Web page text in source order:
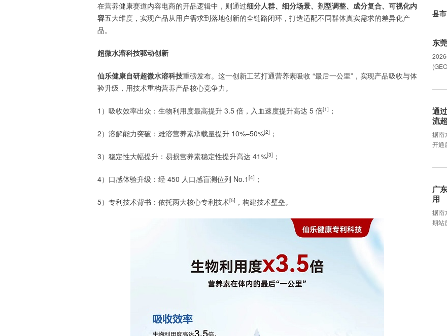
在营养健康赛道内容电商的开品逻辑中，则通过细分人群、细分场景、剂型调整、成分复合、可视化内
容五大维度，实现产品从用户需求到落地创新的全链路闭环，打造适配不同群体真实需求的差异化产
品。
超微水溶科技驱动创新
仙乐健康自研超微水溶科技重磅发布。这一创新工艺打通营养素吸收 “最后一公里”，实现产品吸收与体
验升级，用技术重构营养产品核心竞争力。
1）吸收效率出众：生物利用度最高提升 3.5 倍，入血速度提升高达 5 倍[1] ；
2）溶解能力突破：难溶营养素承载量提升 10%–50%[2] ；
3）稳定性大幅提升：易损营养素稳定性提升高达 41%[3] ；
4）口感体验升级：经 450 人口感盲测位列 No.1 [4] ；
5）专利技术背书：依托两大核心专利技术[5] ，构建技术壁垒。
县市
东
通
流
据南
开通
广
用
据南
期站